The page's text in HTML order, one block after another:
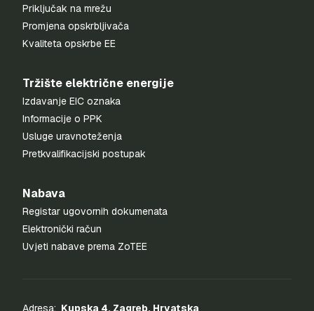
Priključak na mrežu
Promjena opskrbljivača
Kvaliteta opskrbe EE
Tržište električne energije
Izdavanje EIC oznaka
Informacije o PPK
Usluge uravnoteženja
Pretkvalifikacijski postupak
Nabava
Registar ugovornih dokumenata
Elektronički račun
Uvjeti nabave prema ZoTEE
Adresa: Kupska 4, Zagreb, Hrvatska